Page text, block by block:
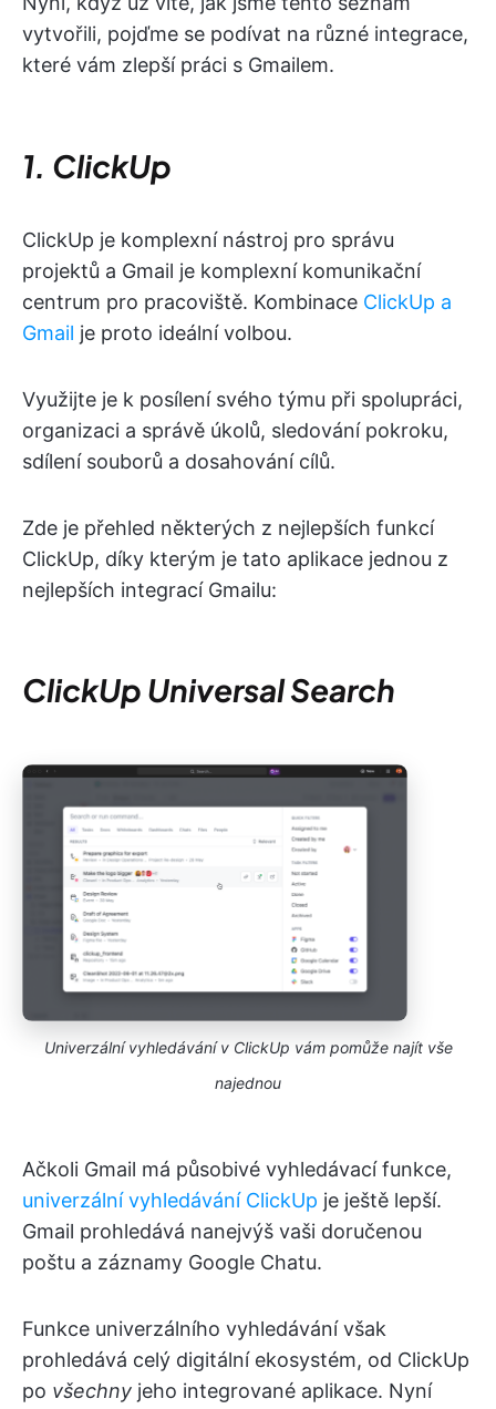
vytvořili, pojďme se podívat na různé integrace,
které vám zlepší práci s Gmailem.
1. ClickUp
ClickUp je komplexní nástroj pro správu
projektů a Gmail je komplexní komunikační
centrum pro pracoviště. Kombinace ClickUp a
Gmail je proto ideální volbou.
Využijte je k posílení svého týmu při spolupráci,
organizaci a správě úkolů, sledování pokroku,
sdílení souborů a dosahování cílů.
Zde je přehled některých z nejlepších funkcí
ClickUp, díky kterým je tato aplikace jednou z
nejlepších integrací Gmailu:
ClickUp Universal Search
Univerzální vyhledávání v ClickUp vám pomůže najít vše
najednou
Ačkoli Gmail má působivé vyhledávací funkce,
univerzální vyhledávání ClickUp je ještě lepší.
Gmail prohledává nanejvýš vaši doručenou
poštu a záznamy Google Chatu.
Funkce univerzálního vyhledávání však
prohledává celý digitální ekosystém, od ClickUp
po všechny jeho integrované aplikace. Nyní